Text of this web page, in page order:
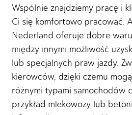
Wspólnie znajdziemy pracę i
Ci się komfortowo pracować.
Nederland oferuje dobre
między innymi możliwość
lub specjalnych praw jazdy.
kierowców, dzięki czemu
różnymi typami samochodów
przykład mlekowozy lub